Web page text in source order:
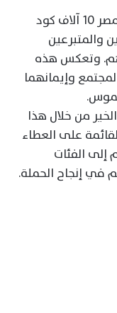
ومن خلال هذا التعاون، تقدم دي دي مصر 10 آلاف كود
والمتبرعين
وتعكس هذه
وإيمانهما
من خلال هذا
على العطاء
إلى الفئات
في إنجاح الحملة.